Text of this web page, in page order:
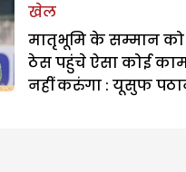
खेल
मातृभूमि के सम्मान को
ठेस पहुंचे ऐसा कोई
नहीं करुंगा : यूसुफ